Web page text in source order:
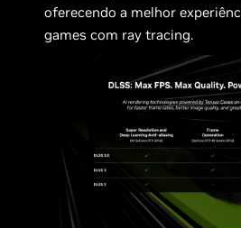
oferecendo a melhor
games com ray tracing.